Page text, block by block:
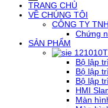
TRANG CHỦ
VỀ CHÚNG TÔI
CÔNG TY
Chứng
SẢN PHẨM
Bộ lập
Bộ lập
Bộ lập
HMI
Màn